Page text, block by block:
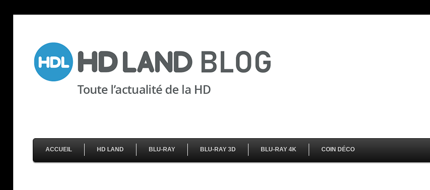
ACCUEIL HD LAND BLU-RAY BLU-RAY 3D BLU-RAY 4K COIN DÉCO